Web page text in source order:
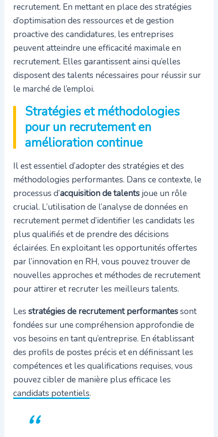
recrutement. En mettant en place des stratégies
d’optimisation des ressources et de gestion
proactive des candidatures, les entreprises
peuvent atteindre une efficacité maximale en
recrutement. Elles garantissent ainsi qu’elles
disposent des talents nécessaires pour réussir sur
le marché de l’emploi.
Stratégies et méthodologies
pour un recrutement en
amélioration continue
Il est essentiel d’adopter des stratégies et des
méthodologies performantes. Dans ce contexte, le
processus d’acquisition de talentsjoue un rôle
crucial. L’utilisation de l’analyse de données en
recrutement permet d’identifier les candidats les
plus qualifiés et de prendre des décisions
éclairées. En exploitant les opportunités offertes
par l’innovation en RH, vous pouvez trouver de
nouvelles approches et méthodes de recrutement
pour attirer et recruter les meilleurs talents.
Les stratégies de recrutement performantessont
fondées sur une compréhension approfondie de
vos besoins en tant qu’entreprise. En établissant
des profils de postes précis et en définissant les
compétences et les qualifications requises, vous
pouvez cibler de manière plus efficace les
candidats potentiels.